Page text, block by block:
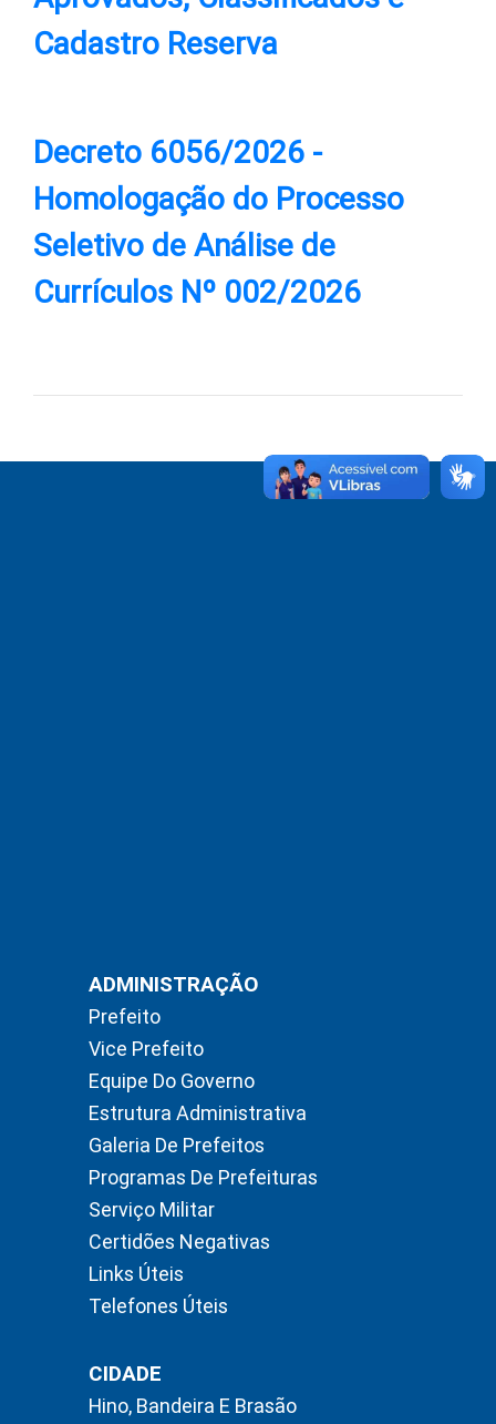
Cadastro Reserva
Decreto 6056/2026 -
Homologação do Processo
Seletivo de Análise de
Currículos Nº 002/2026
ADMINISTRAÇÃO
Prefeito
Vice Prefeito
Equipe Do Governo
Estrutura Administrativa
Galeria De Prefeitos
Programas De Prefeituras
Serviço Militar
Certidões Negativas
Links Úteis
Telefones Úteis
CIDADE
Hino, Bandeira E Brasão